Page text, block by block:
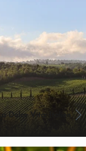
La Dolce Vita: Italien